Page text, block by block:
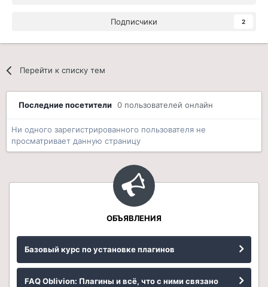
Подписчики 2
Перейти к списку тем
Последние посетители 0 пользователей онлайн
Ни одного зарегистрированного пользователя не
просматривает данную страницу
ОБЪЯВЛЕНИЯ
Базовый курс по установке плагинов
FAQ Oblivion: Плагины и всё, что с ними связано